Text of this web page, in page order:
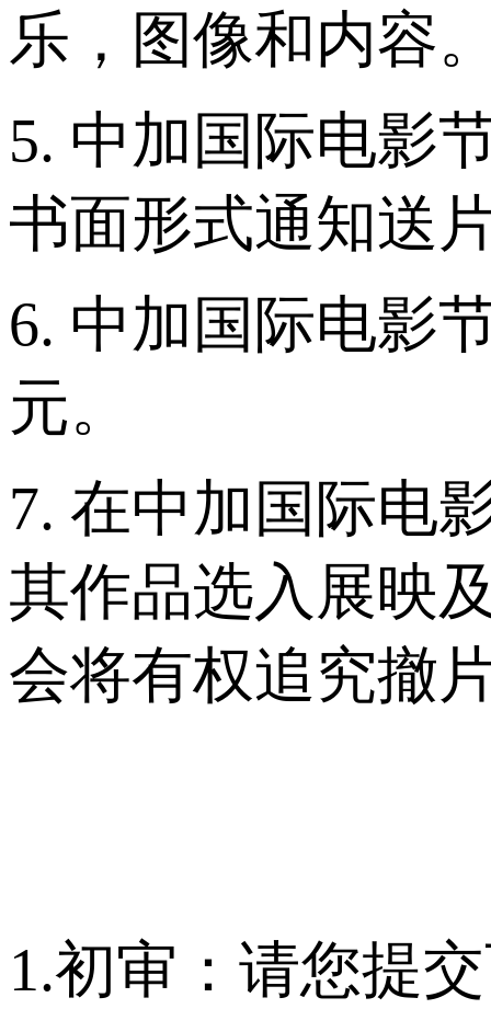
乐，图像和内容
5. 中加国际电影
书面形式通知送
6. 中加国际电影
元。
7. 在中加国际电
其作品选入展映
会将有权追究撤
1.初审：请您提